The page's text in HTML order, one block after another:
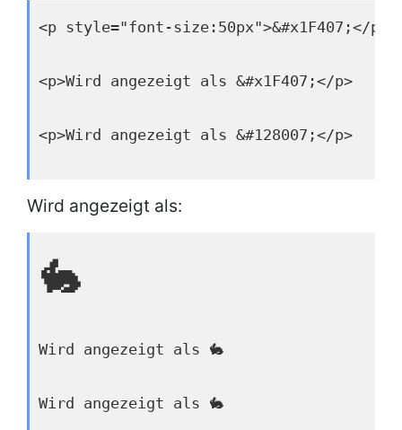
<p style="font-size:50px">&#x1F407;</p>
<p>Wird angezeigt als &#x1F407;</p>
<p>Wird angezeigt als &#128007;</p>
Wird angezeigt als:
🐇
Wird angezeigt als 🐇
Wird angezeigt als 🐇